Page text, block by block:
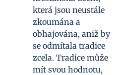
která jsou neustále
zkoumána a
obhajována, aniž by
se odmítala tradice
zcela. Tradice může
mít svou hodnotu,